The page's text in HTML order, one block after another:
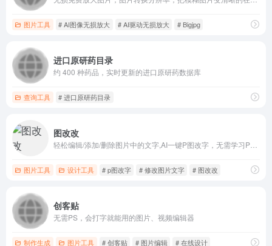
图片工具 # AI图像无损放大 # AI驱动无损放大 # Bigjpg
进口原研药目录
约 400 种药品，实时更新的进口原研药数据库
查询工具 # 进口原研药目录
图改改
图片工具 设计工具 # p图改字 # 修改图片文字 # 图改改
创客贴
无需PS，会打字就能用的图片、视频编辑器
制作生成 图片工具 # 创客贴 # 图片编辑 # 在线设计